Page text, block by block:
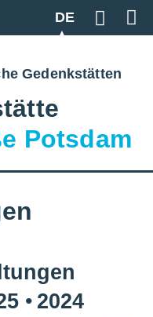
DE
Geben
Zur Gesamtübersicht
Gedenkstätten
Potsdam
2024